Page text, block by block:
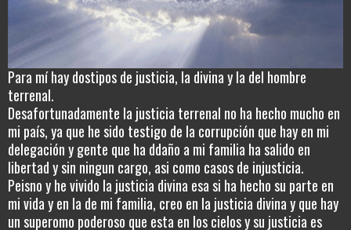
Para mí hay dostipos de justicia, la divina y la del hombre
terrenal.
Desafortunadamente la justicia terrenal no ha hecho mucho en
mi país, ya que he sido testigo de la corrupción que hay en mi
delegación y gente que ha ddaño a mi familia ha salido en
libertad y sin ningun cargo, asi como casos de injusticia.
Peisno y he vivido la justicia divina esa si ha hecho su parte en
mi vida y en la de mi familia, creo en la justicia divina y que hay
un superomo poderoso que esta en los cielos y su justicia es